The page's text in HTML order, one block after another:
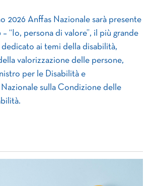
2026 Anffas Nazionale sarà presente
“Io, persona di valore”, il più grande
ai temi della disabilità,
valorizzazione delle persone,
per le Disabilità e
Nazionale sulla Condizione delle